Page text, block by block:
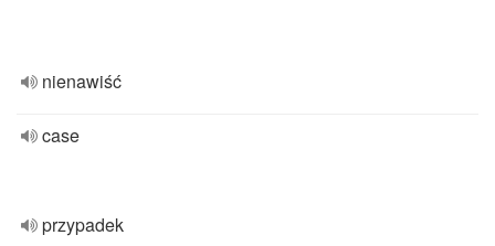
nienawiść
case
przypadek